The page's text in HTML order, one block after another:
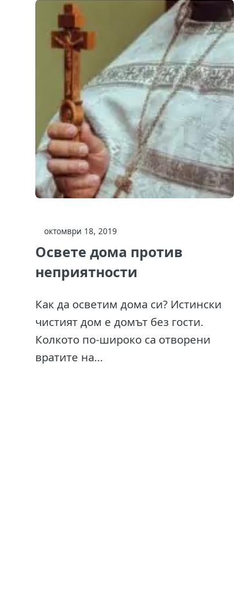
октомври 18, 2019
Освете дома против
неприятности
Как да осветим дома си? Истински
чистият дом е домът без гости.
Колкото по-широко са отворени
вратите на...